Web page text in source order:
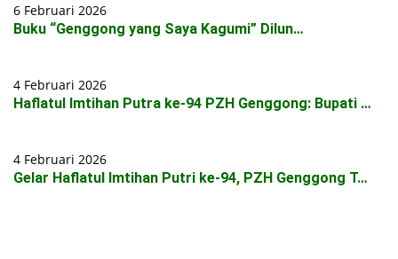
6 Februari 2026
Buku “Genggong yang Saya Kagumi” Dilun…
4 Februari 2026
Haflatul Imtihan Putra ke-94 PZH Genggong: Bupati …
4 Februari 2026
Gelar Haflatul Imtihan Putri ke-94, PZH Genggong T…